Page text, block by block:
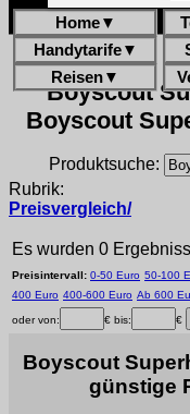
Home▼
Handytarife▼
Reisen▼
Boyscout
Boyscout
Produktsuche:
Rubrik:
Preisvergleich/
Es wurden 0
Preisintervall: 0-50 Euro 50-100
400 Euro 400-600 Euro Ab 600
oder von: € bis: €
Boyscout
günstige